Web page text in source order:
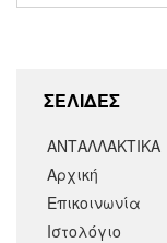
ΣΕΛΙΔΕΣ
ΑΝΤΑΛΛΑΚΤΙΚΑ
Αρχική
Επικοινωνία
Ιστολόγιο